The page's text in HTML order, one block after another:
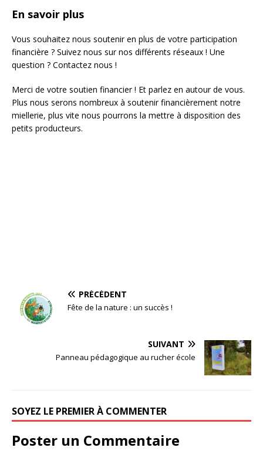
En savoir plus
Vous souhaitez nous soutenir en plus de votre participation
financière ? Suivez nous sur nos différents réseaux ! Une
question ? Contactez nous !
Merci de votre soutien financier ! Et parlez en autour de vous.
Plus nous serons nombreux à soutenir financièrement notre
miellerie, plus vite nous pourrons la mettre à disposition des
petits producteurs.
PRÉCÉDENT
Fête de la nature : un succès !
SUIVANT
Panneau pédagogique au rucher école
SOYEZ LE PREMIER À COMMENTER
Poster un Commentaire